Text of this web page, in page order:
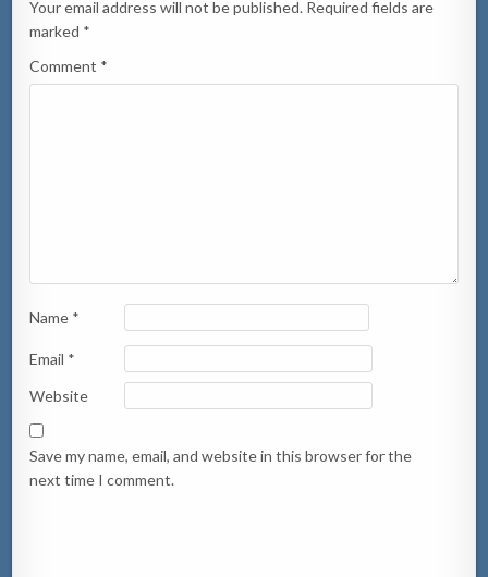
Your email address will not be published. Required fields are
marked *
Comment *
Name *
Email *
Website
Save my name, email, and website in this browser for the
next time I comment.